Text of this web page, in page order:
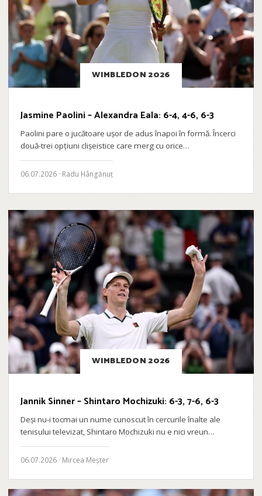
WIMBLEDON 2026
Jasmine Paolini – Alexandra Eala: 6-4, 4-6, 6-3
Paolini pare o jucătoare ușor de adus înapoi în formă. Încerci
două-trei opțiuni clișeistice care merg cu orice…
06.07.2026 · Radu Hângănuț
WIMBLEDON 2026
Jannik Sinner – Shintaro Mochizuki: 6-3, 7-6, 6-3
Deși nu-i tocmai un nume cunoscut în cercurile înalte ale
tenisului televizat, Shintaro Mochizuki nu e nici vreun…
06.07.2026 · Mircea Meșter